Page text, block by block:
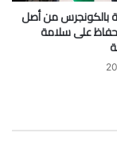
بالكونجرس من أصل
على سلامة